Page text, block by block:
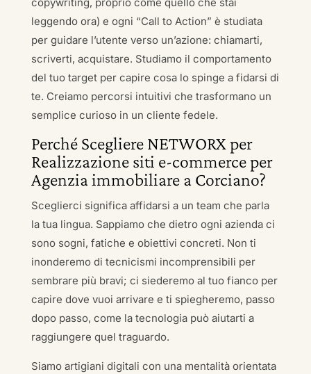
leggendo ora) e ogni “Call to Action” è studiata
per guidare l’utente verso un’azione: chiamarti,
scriverti, acquistare. Studiamo il comportamento
del tuo target per capire cosa lo spinge a fidarsi di
te. Creiamo percorsi intuitivi che trasformano un
semplice curioso in un cliente fedele.
Perché Scegliere NETWORX per
Realizzazione siti e-commerce per
Agenzia immobiliare a Corciano?
Sceglierci significa affidarsi a un team che parla
la tua lingua. Sappiamo che dietro ogni azienda ci
sono sogni, fatiche e obiettivi concreti. Non ti
inonderemo di tecnicismi incomprensibili per
sembrare più bravi; ci siederemo al tuo fianco per
capire dove vuoi arrivare e ti spiegheremo, passo
dopo passo, come la tecnologia può aiutarti a
raggiungere quel traguardo.
Siamo artigiani digitali con una mentalità orientata